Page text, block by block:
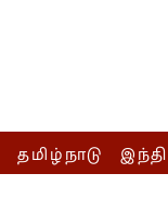
தமிழ்நாடு